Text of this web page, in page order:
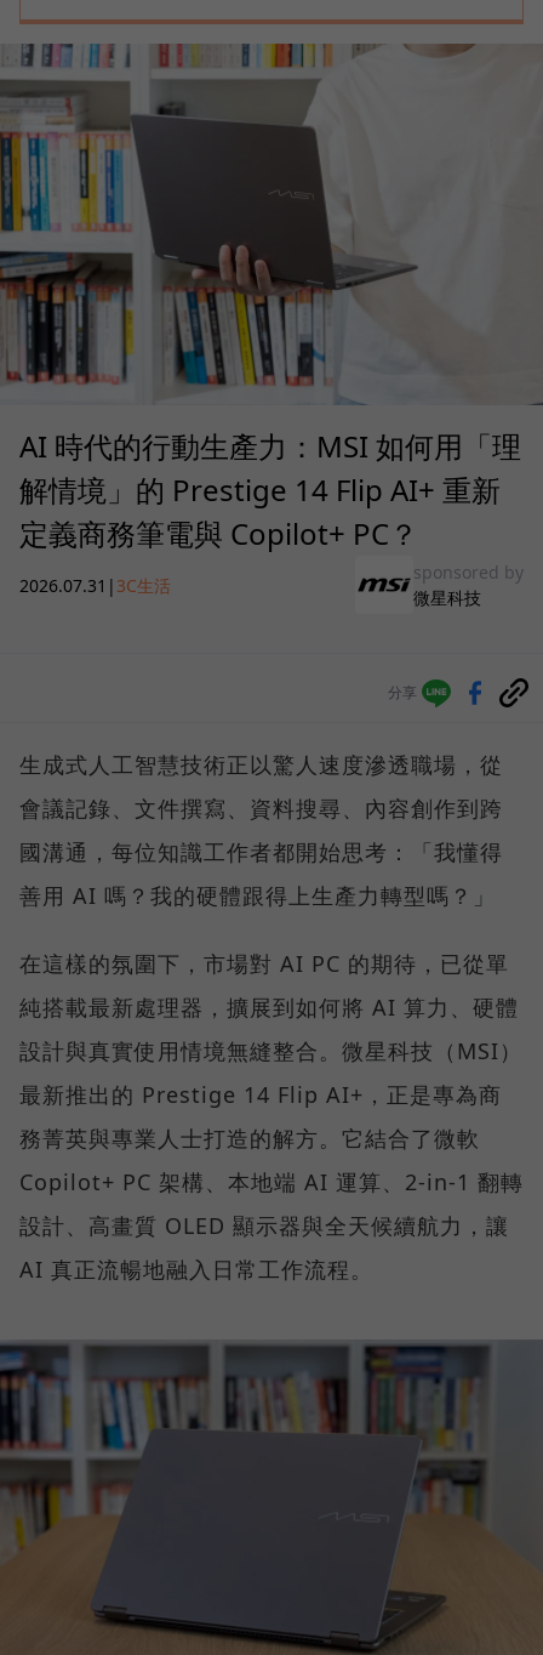
AI 時代的行動生產力：MSI 如何用「理
解情境」的 Prestige 14 Flip AI+ 重新
定義商務筆電與 Copilot+ PC？
2026.07.31 | 3C生活
sponsored by
微星科技
分享
生成式人工智慧技術正以驚人速度滲透職場，從
會議記錄、文件撰寫、資料搜尋、內容創作到跨
國溝通，每位知識工作者都開始思考：「我懂得
善用 AI 嗎？我的硬體跟得上生產力轉型嗎？」
在這樣的氛圍下，市場對 AI PC 的期待，已從單
純搭載最新處理器，擴展到如何將 AI 算力、硬體
設計與真實使用情境無縫整合。微星科技（MSI）
最新推出的 Prestige 14 Flip AI+，正是專為商
務菁英與專業人士打造的解方。它結合了微軟
Copilot+ PC 架構、本地端 AI 運算、2-in-1 翻轉
設計、高畫質 OLED 顯示器與全天候續航力，讓
AI 真正流暢地融入日常工作流程。